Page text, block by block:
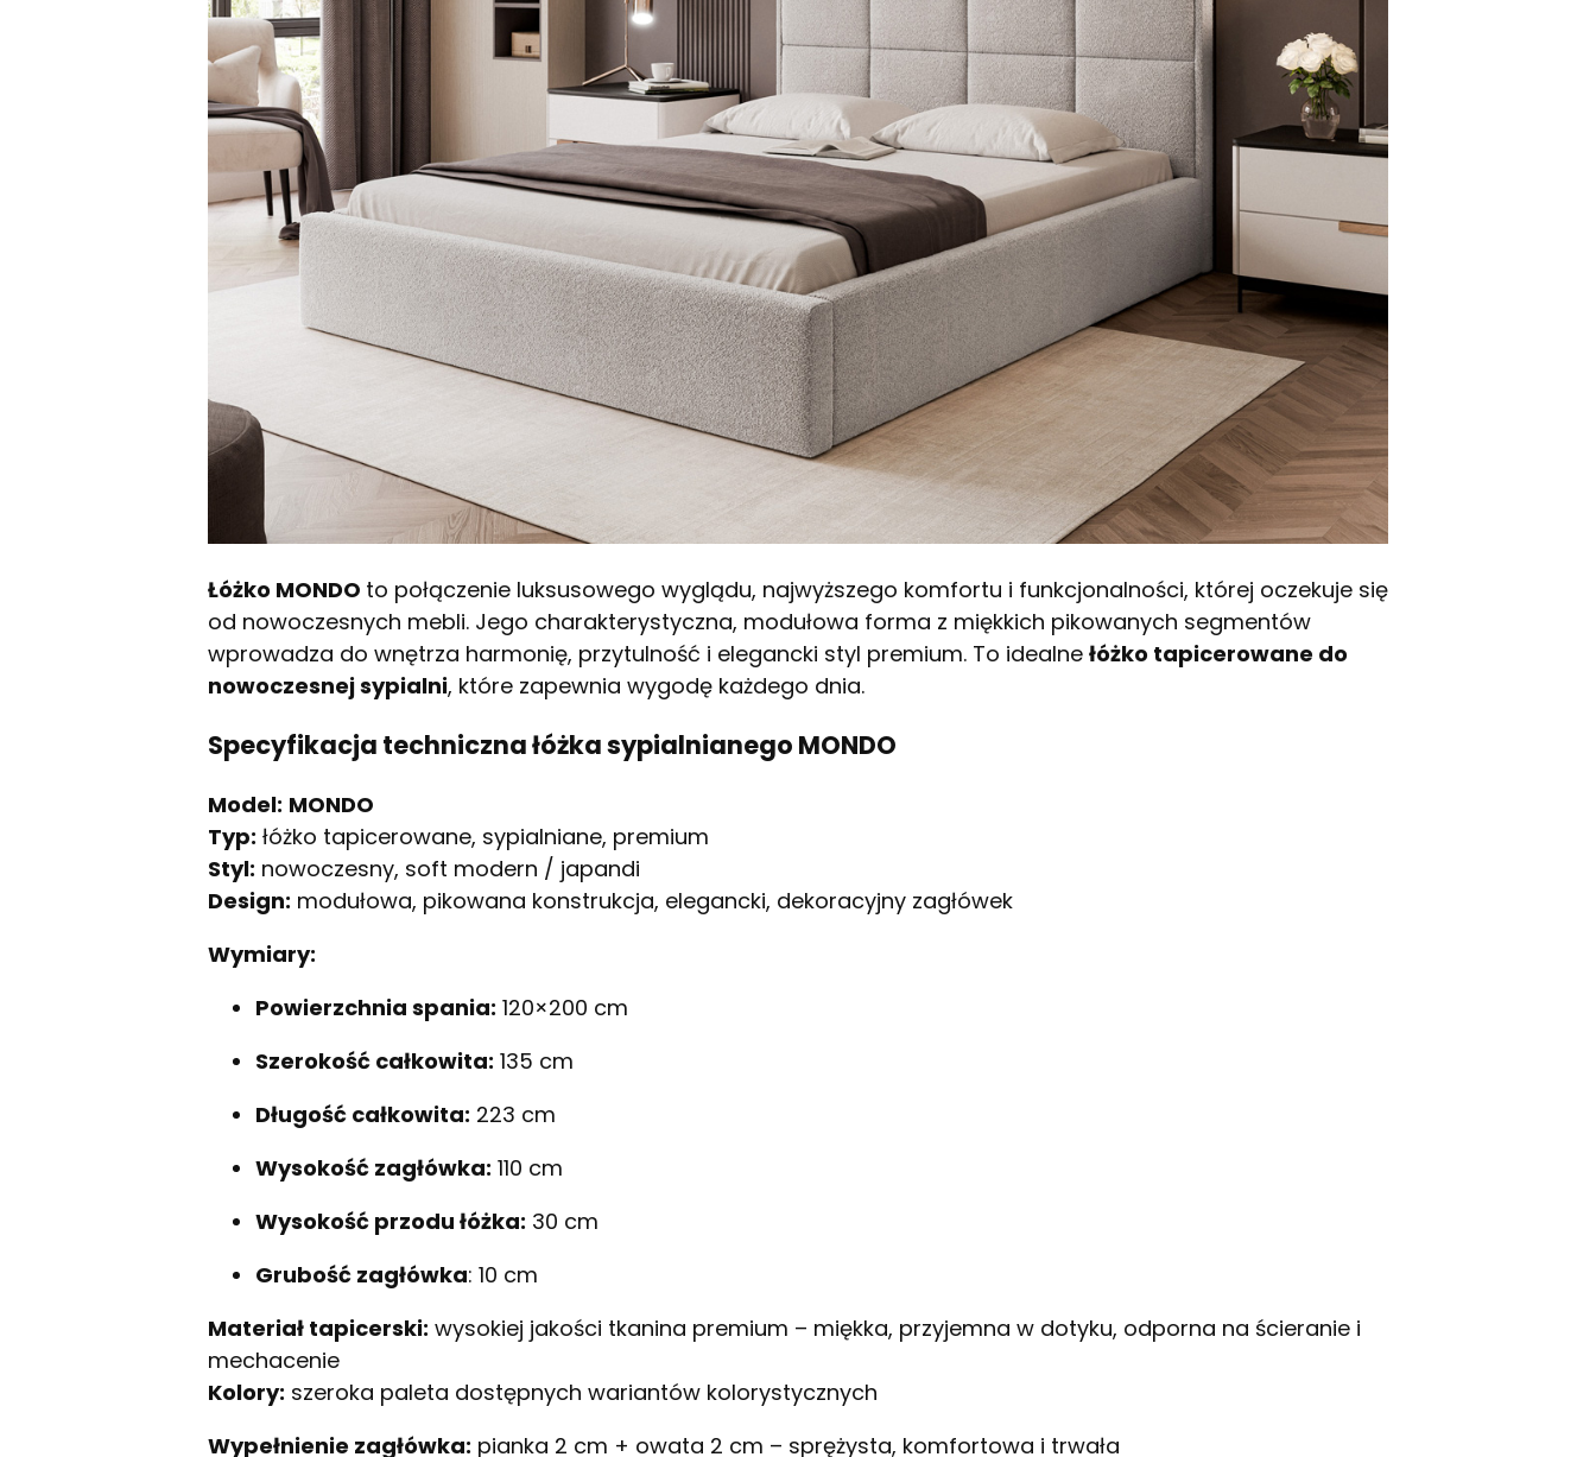
Łóżko MONDO to połączenie luksusowego wyglądu, najwyższego komfortu i funkcjonalności, której oczekuje się
od nowoczesnych mebli. Jego charakterystyczna, modułowa forma z miękkich pikowanych segmentów
wprowadza do wnętrza harmonię, przytulność i elegancki styl premium. To idealne łóżko tapicerowane do
nowoczesnej sypialni, które zapewnia wygodę każdego dnia.
Specyfikacja techniczna łóżka sypialnianego MONDO
Model: MONDO
Typ: łóżko tapicerowane, sypialniane, premium
Styl: nowoczesny, soft modern / japandi
Design: modułowa, pikowana konstrukcja, elegancki, dekoracyjny zagłówek
Wymiary:
Powierzchnia spania: 120×200 cm
Szerokość całkowita: 135 cm
Długość całkowita: 223 cm
Wysokość zagłówka: 110 cm
Wysokość przodu łóżka: 30 cm
Grubość zagłówka: 10 cm
Materiał tapicerski: wysokiej jakości tkanina premium – miękka, przyjemna w dotyku, odporna na ścieranie i
mechacenie
Kolory: szeroka paleta dostępnych wariantów kolorystycznych
Wypełnienie zagłówka: pianka 2 cm + owata 2 cm – sprężysta, komfortowa i trwała